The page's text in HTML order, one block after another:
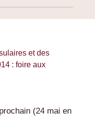
et des
: foire aux
(24 mai en